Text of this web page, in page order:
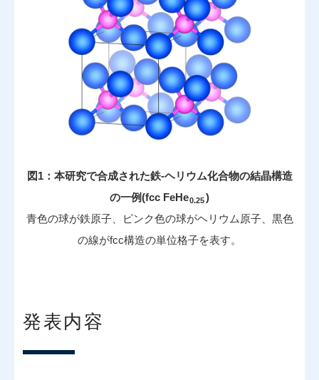
図1：本研究で合成された鉄-ヘリウム化合物の結晶構造
の一例(fcc FeHe0.25)
青色の球が鉄原子、ピンク色の球がヘリウム原子、黒色
の線がfcc構造の単位格子を表す。
発表内容